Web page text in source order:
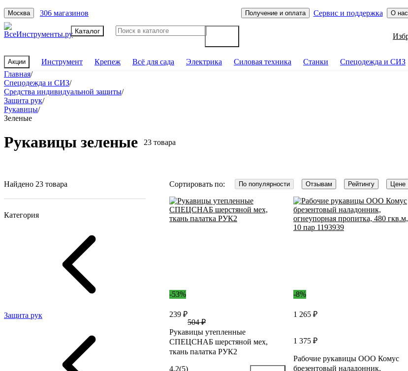
Москва 306 магазинов Получение и оплата Сервис и поддержка О нас
Каталог
Акции Инструмент Крепеж Всё для сада Электрика Силовая техника Станки Спецодежда и СИЗ
Главная/
Спецодежда и СИЗ/
Средства индивидуальной защиты/
Защита рук/
Рукавицы/
Зеленые
Рукавицы зеленые 23 товара
Найдено 23 товара
Категория
Защита рук
Сортировать по: По популярности Отзывам Рейтингу Цене
-53%
239 ₽
504 ₽
Рукавицы утепленные
СПЕЦСНАБ шерстяной мех,
ткань палатка РУК2
4.2(5)
-8%
1 265 ₽
1 375 ₽
Рабочие рукавицы ООО Комус
брезентовый наладонник,